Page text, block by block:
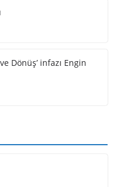
Dönüş’ infazı Engin